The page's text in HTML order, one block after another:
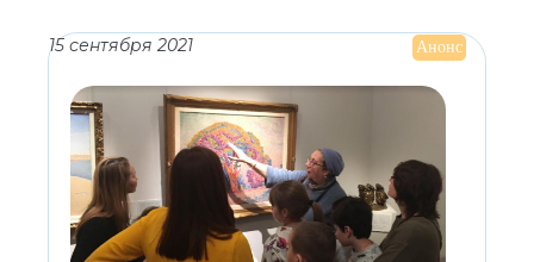
15 сентября 2021 Анонс